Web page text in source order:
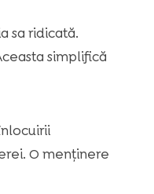
sa ridicată.
simplifică
O menținere